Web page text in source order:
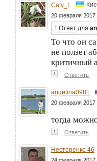
Caty_L
20 февраля 2017
↑ Ответ для
То что он
не ползет
критичный
↑ Ответить
angelina0981
20 февраля 2017
тогда
↑ Ответить
Нестеренко 46